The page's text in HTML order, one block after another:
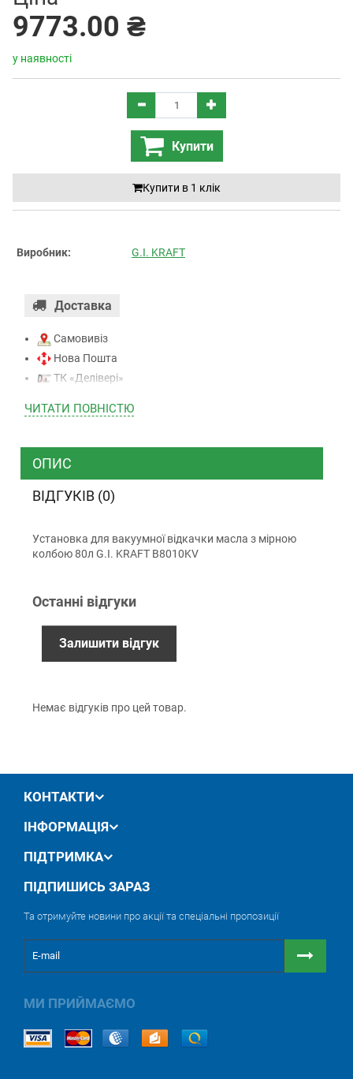
9773.00 ₴
у наявності
Купити
Купити в 1 клiк
Виробник: G.I. KRAFT
Доставка
Самовивіз
Нова Пошта
ТК «Делівері»
ТК “Justin”
ТК ”УкрПошта”
Готівкою (тільки для Києва)
Приватбанк
Безготівковий розрахунок (з ПДВ)
12 місяців офіційної гарантії від виробника
ЧИТАТИ ПОВНIСТЮ
ОПИС
ВІДГУКІВ (0)
Установка для вакуумної відкачки масла з мірною
колбою 80л G.I. KRAFT B8010KV
Останні відгуки
Залишити відгук
Немає відгуків про цей товар.
КОНТАКТИ
ІНФОРМАЦІЯ
ПІДТРИМКА
ПІДПИШИСЬ ЗАРАЗ
Та отримуйте новини про акції та спеціальні пропозиції
МИ ПРИЙМАЄМО